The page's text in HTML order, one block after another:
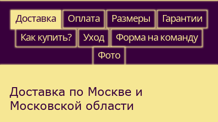
Доставка
Оплата Размеры
Гарантии
Как купить?
Уход
Форма на команду
Фото
Доставка по Москве и
Московской области